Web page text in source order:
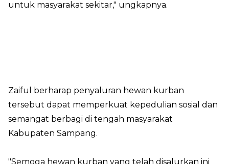
untuk masyarakat sekitar," ungkapnya.
Zaiful berharap penyaluran hewan kurban
tersebut dapat memperkuat kepedulian sosial dan
semangat berbagi di tengah masyarakat
Kabupaten Sampang.
"Semoga hewan kurban yang telah disalurkan ini